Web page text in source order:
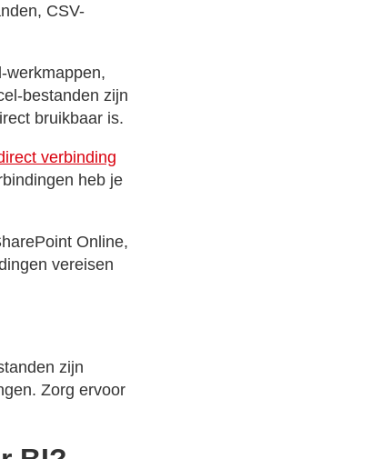
CSV-
werkmappen,
bestanden zijn
bruikbaar is.
verbinding
heb je
Online,
vereisen
zijn
Zorg ervoor